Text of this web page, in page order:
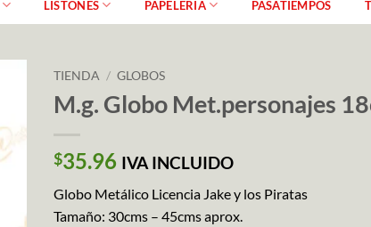
LISTONES PAPELERIA PASATIEMPOS
TIENDA / GLOBOS
M.g. Globo Met.personajes
$35.96 IVA INCLUIDO
Globo Metálico Licencia Jake y los Piratas
Tamaño: 30cms – 45cms aprox.